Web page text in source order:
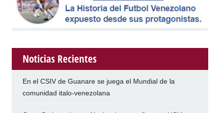
Noticias Recientes
En el CSIV de Guanare se juega el Mundial de la
comunidad italo-venezolana